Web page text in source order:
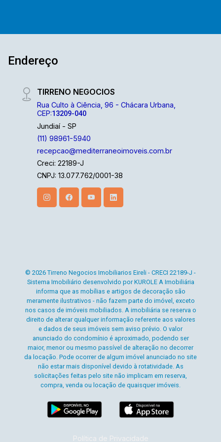
Endereço
TIRRENO NEGOCIOS
Rua Culto à Ciência, 96 - Chácara Urbana,
CEP:13209-040
Jundiaí - SP
(11) 98961-5940
recepcao@mediterraneoimoveis.com.br
Creci: 22189-J
CNPJ: 13.077.762/0001-38
© 2026 Tirreno Negocios Imobiliarios Eireli - CRECI 22189-J -
Sistema Imobiliário desenvolvido por KUROLE A Imobiliária
informa que as mobílias e artigos de decoração são
meramente ilustrativos - não fazem parte do imóvel, exceto
nos casos de imóveis mobiliados. A imobiliária se reserva o
direito de alterar qualquer informação referente aos valores
e dados de seus imóveis sem aviso prévio. O valor
anunciado do condomínio é aproximado, podendo ser
maior, menor ou mesmo passível de alteração no decorrer
da locação. Pode ocorrer de algum imóvel anunciado no site
não estar mais disponível devido à rotatividade. As
solicitações feitas pelo site não implicam em reserva,
compra, venda ou locação de quaisquer imóveis.
Política de Privacidade